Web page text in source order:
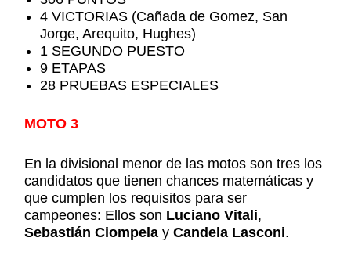
4 VICTORIAS (Cañada de Gomez, San
Jorge, Arequito, Hughes)
1 SEGUNDO PUESTO
9 ETAPAS
28 PRUEBAS ESPECIALES
MOTO 3
En la divisional menor de las motos son tres los
candidatos que tienen chances matemáticas y
que cumplen los requisitos para ser
campeones: Ellos son Luciano Vitali,
Sebastián Ciompela yCandela Lasconi.